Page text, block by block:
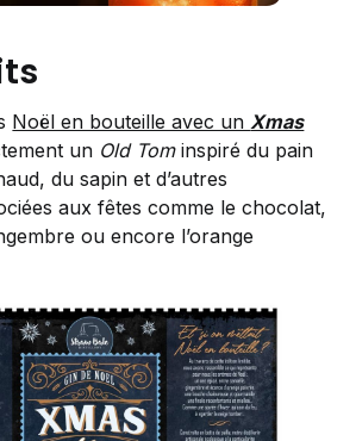
Noël en bouteille avec un Xmas
un Old Tominspiré du pain
du sapin et d’autres
aux fêtes comme le chocolat,
ou encore l’orange